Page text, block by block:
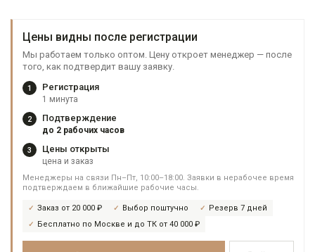
Цены видны после регистрации
Мы работаем только оптом. Цену откроет менеджер — после
того, как подтвердит вашу заявку.
1 Регистрация
1 минута
2 Подтверждение
до 2 рабочих часов
3 Цены открыты
цена и заказ
Менеджеры на связи Пн–Пт, 10:00–18:00. Заявки в нерабочее время
подтверждаем в ближайшие рабочие часы.
Заказ от 20 000 ₽ Выбор поштучно
Резерв 7 дней
Бесплатно по Москве и до ТК от 40 000 ₽